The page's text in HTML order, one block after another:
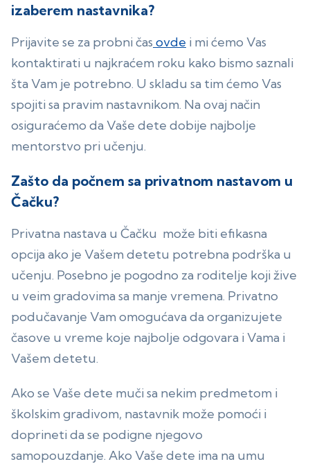
izaberem nastavnika?
Prijavite se za probni čas ovde i mi ćemo Vas
kontaktirati u najkraćem roku kako bismo saznali
šta Vam je potrebno. U skladu sa tim ćemo Vas
spojiti sa pravim nastavnikom. Na ovaj način
osiguraćemo da Vaše dete dobije najbolje
mentorstvo pri učenju.
Zašto da počnem sa privatnom nastavom u
Čačku?
Privatna nastava u Čačku može biti efikasna
opcija ako je Vašem detetu potrebna podrška u
učenju. Posebno je pogodno za roditelje koji žive
u veim gradovima sa manje vremena. Privatno
podučavanje Vam omogućava da organizujete
časove u vreme koje najbolje odgovara i Vama i
Vašem detetu.
Ako se Vaše dete muči sa nekim predmetom i
školskim gradivom, nastavnik može pomoći i
doprineti da se podigne njegovo
samopouzdanje. Ako Vaše dete ima na umu